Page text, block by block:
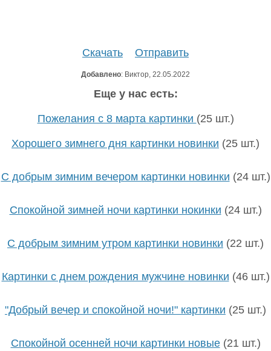
Скачать Отправить
Добавлено: Виктор, 22.05.2022
Еще у нас есть:
Пожелания с 8 марта картинки (25 шт.)
Хорошего зимнего дня картинки новинки (25 шт.)
С добрым зимним вечером картинки новинки (24 шт.)
Спокойной зимней ночи картинки нокинки (24 шт.)
С добрым зимним утром картинки новинки (22 шт.)
Картинки с днем рождения мужчине новинки (46 шт.)
"Добрый вечер и спокойной ночи!" картинки (25 шт.)
Спокойной осенней ночи картинки новые(21 шт.)